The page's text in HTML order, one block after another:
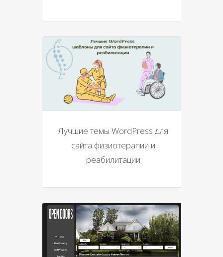
Лучшие темы WordPress для
сайта физиотерапии и
реабилитации